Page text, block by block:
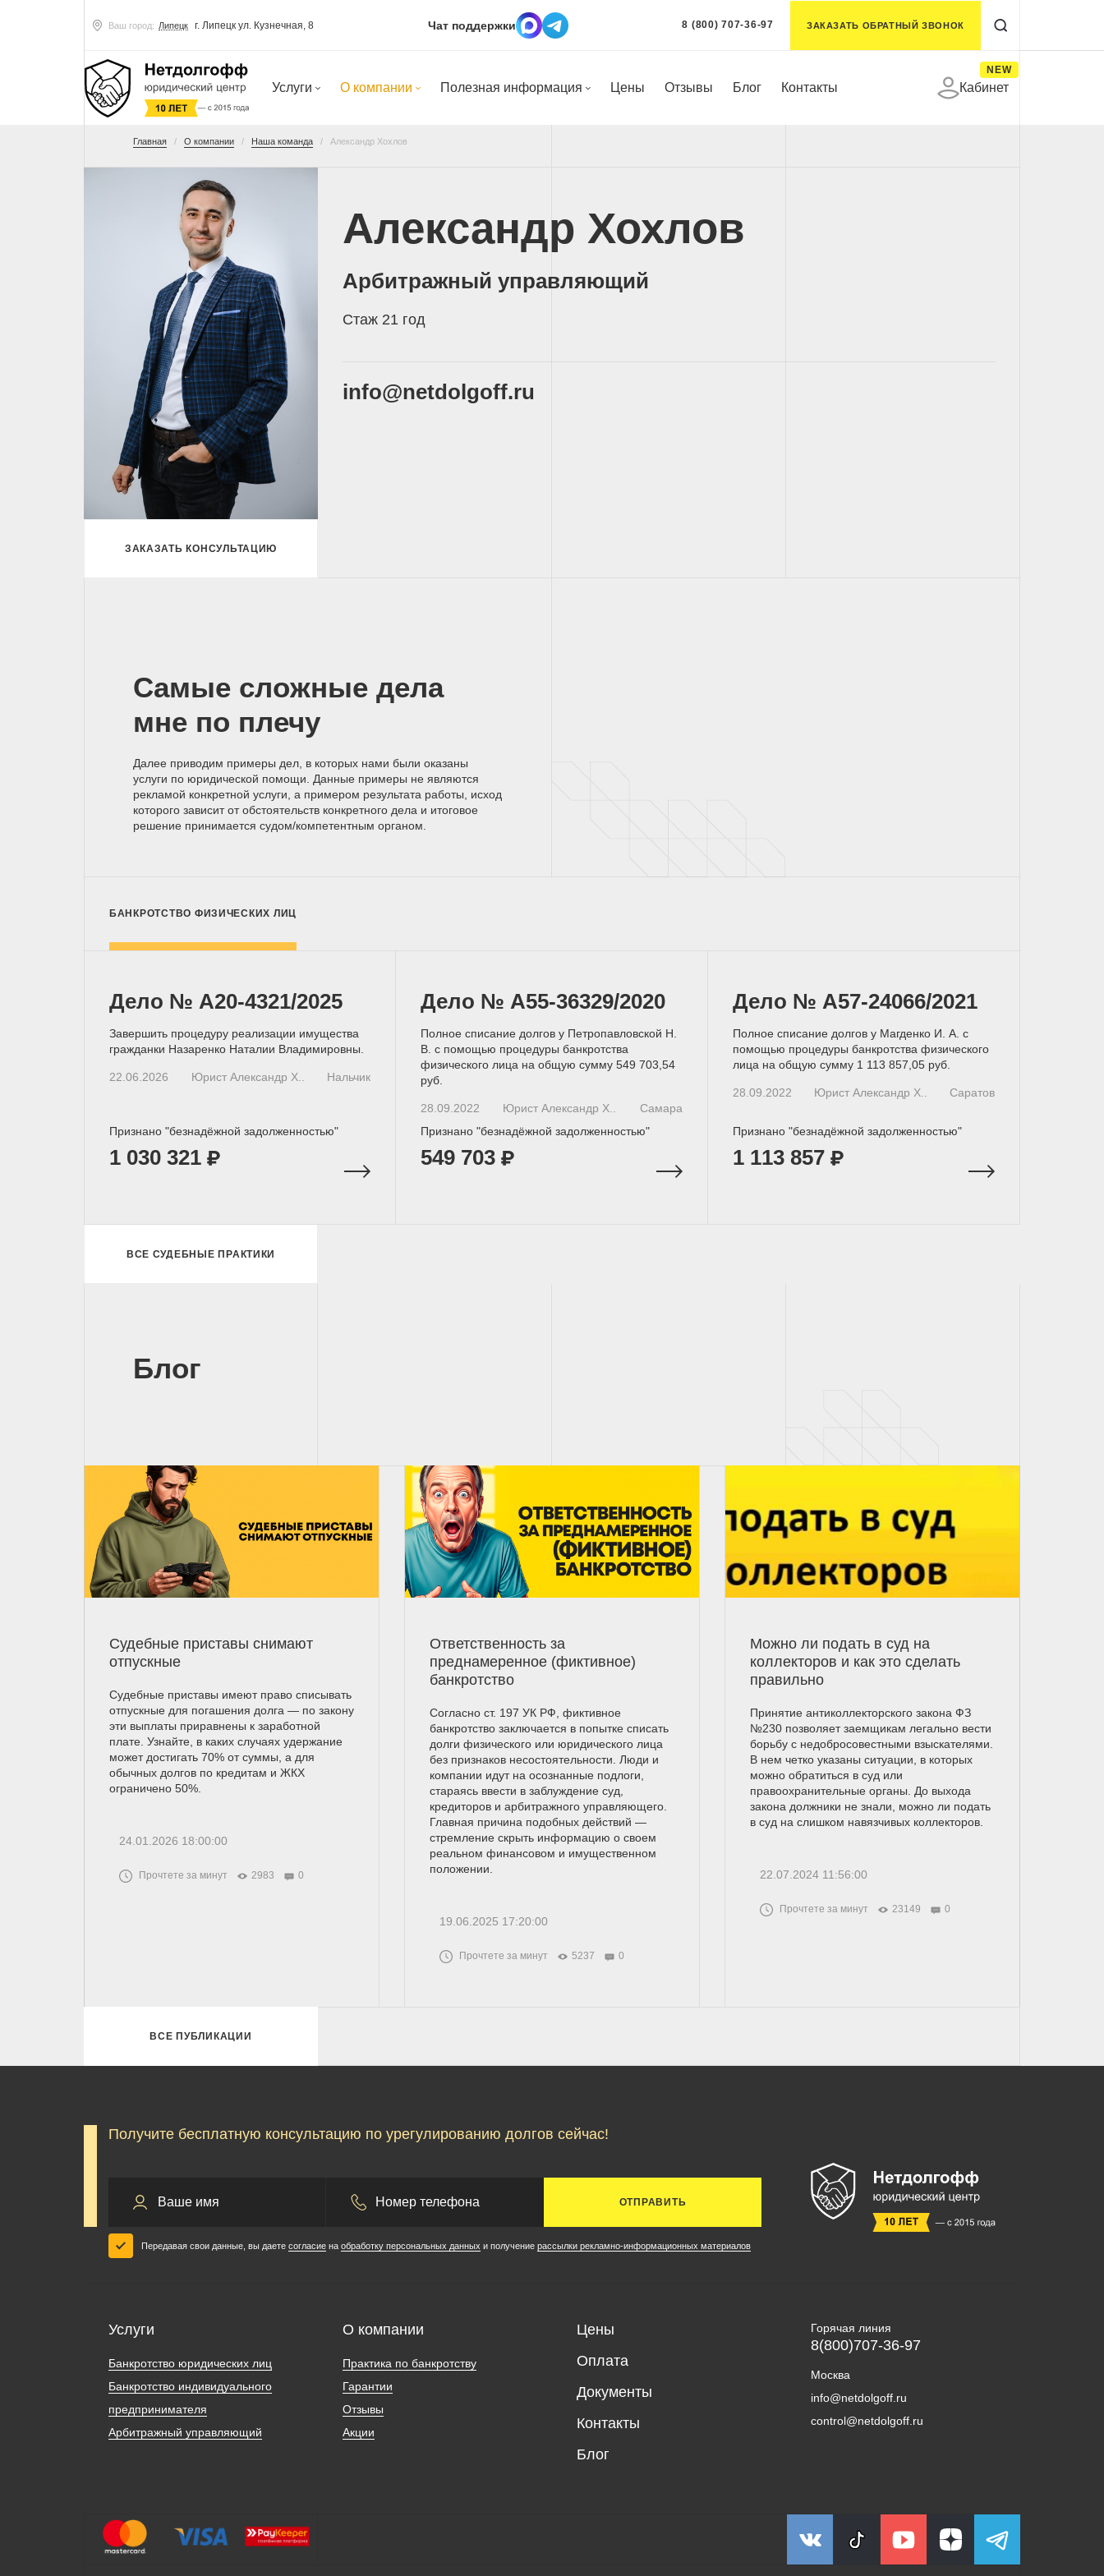
Ваш город: Липецк г. Липецк ул. Кузнечная, 8 Чат поддержки 8 (800) 707-36-97 ЗАКАЗАТЬ ОБРАТНЫЙ ЗВОНОК
Услуги О компании Полезная информация Цены Отзывы Блог Контакты Кабинет
NEW
Главная О компании Наша команда Александр Хохлов
ЗАКАЗАТЬ КОНСУЛЬТАЦИЮ
Александр Хохлов
Арбитражный управляющий
Стаж 21 год
info@netdolgoff.ru
Самые сложные дела
мне по плечу
Далее приводим примеры дел, в которых нами были оказаны
услуги по юридической помощи. Данные примеры не являются
рекламой конкретной услуги, а примером результата работы, исход
которого зависит от обстоятельств конкретного дела и итоговое
решение принимается судом/компетентным органом.
БАНКРОТСТВО ФИЗИЧЕСКИХ ЛИЦ
Дело № А20-4321/2025
Завершить процедуру реализации имущества
гражданки Назаренко Наталии Владимировны.
22.06.2026 Юрист Александр Х.. Нальчик
Признано "безнадёжной задолженностью"
1 030 321
Дело № А55-36329/2020
Полное списание долгов у Петропавловской Н.
В. с помощью процедуры банкротства
физического лица на общую сумму 549 703,54
руб.
28.09.2022 Юрист Александр Х..
Самара
Признано "безнадёжной задолженностью"
549 703
Дело № А57-24066/2021
Полное списание долгов у Магденко И. А. с
помощью процедуры банкротства физического
лица на общую сумму 1 113 857,05 руб.
28.09.2022 Юрист Александр Х.. Саратов
Признано "безнадёжной задолженностью"
1 113 857
ВСЕ СУДЕБНЫЕ ПРАКТИКИ
Блог
Судебные приставы снимают
отпускные
Судебные приставы имеют право списывать
отпускные для погашения долга — по закону
эти выплаты приравнены к заработной
плате. Узнайте, в каких случаях удержание
может достигать 70% от суммы, а для
обычных долгов по кредитам и ЖКХ
ограничено 50%.
24.01.2026 18:00:00
Прочтете за минут 2983 0
Ответственность за
преднамеренное (фиктивное)
банкротство
Согласно ст. 197 УК РФ, фиктивное
банкротство заключается в попытке списать
долги физического или юридического лица
без признаков несостоятельности. Люди и
компании идут на осознанные подлоги,
стараясь ввести в заблуждение суд,
кредиторов и арбитражного управляющего.
Главная причина подобных действий —
стремление скрыть информацию о своем
реальном финансовом и имущественном
положении.
19.06.2025 17:20:00
Прочтете за минут 5237 0
Можно ли подать в суд на
коллекторов и как это сделать
правильно
Принятие антиколлекторского закона ФЗ
№230 позволяет заемщикам легально вести
борьбу с недобросовестными взыскателями.
В нем четко указаны ситуации, в которых
можно обратиться в суд или
правоохранительные органы. До выхода
закона должники не знали, можно ли подать
в суд на слишком навязчивых коллекторов.
22.07.2024 11:56:00
Прочтете за минут 23149 0
ВСЕ ПУБЛИКАЦИИ
Получите бесплатную консультацию по урегулированию долгов сейчас!
ОТПРАВИТЬ
Передавая свои данные, вы даете согласие на обработку персональных данных и получение рассылки рекламно-информационных материалов
Услуги
Банкротство юридических лиц
Банкротство индивидуального
предпринимателя
Арбитражный управляющий
О компании
Практика по банкротству
Гарантии
Отзывы
Акции
Цены
Оплата
Документы
Контакты
Блог
Горячая линия
8(800)707-36-97
Москва
info@netdolgoff.ru
control@netdolgoff.ru